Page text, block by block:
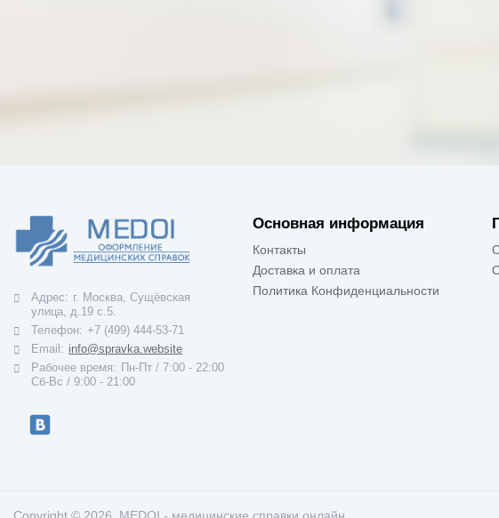
Адрес: г. Москва, Сущёвская
улица, д.19 с.5.
Телефон: +7 (499) 444-53-71
Email: info@spravka.website
Рабочее время:
Пн-Пт / 7:00 - 22:00
Cб-Вс / 9:00 - 21:00
Основная информация
Контакты
Доставка и оплата
Политика Конфиденциальности